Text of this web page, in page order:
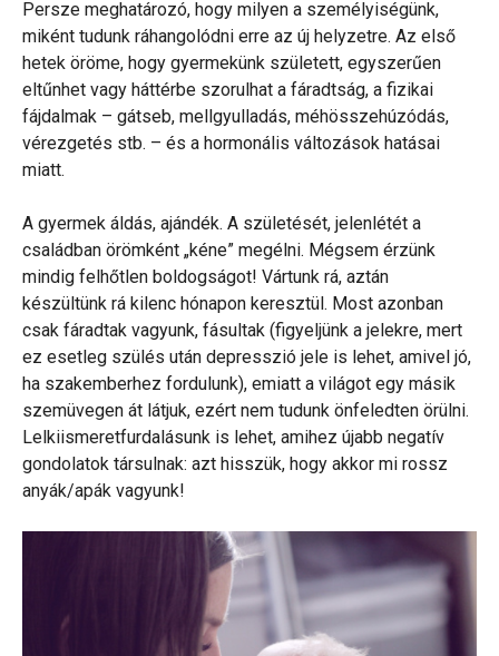
Persze meghatározó, hogy milyen a személyiségünk,
miként tudunk ráhangolódni erre az új helyzetre. Az első
hetek öröme, hogy gyermekünk született, egyszerűen
eltűnhet vagy háttérbe szorulhat a fáradtság, a fizikai
fájdalmak – gátseb, mellgyulladás, méhösszehúzódás,
vérezgetés stb. – és a hormonális változások hatásai
miatt.
A gyermek áldás, ajándék. A születését, jelenlétét a
családban örömként „kéne” megélni. Mégsem érzünk
mindig felhőtlen boldogságot! Vártunk rá, aztán
készültünk rá kilenc hónapon keresztül. Most azonban
csak fáradtak vagyunk, fásultak (figyeljünk a jelekre, mert
ez esetleg szülés után depresszió jele is lehet, amivel jó,
ha szakemberhez fordulunk), emiatt a világot egy másik
szemüvegen át látjuk, ezért nem tudunk önfeledten örülni.
Lelkiismeretfurdalásunk is lehet, amihez újabb negatív
gondolatok társulnak: azt hisszük, hogy akkor mi rossz
anyák/apák vagyunk!